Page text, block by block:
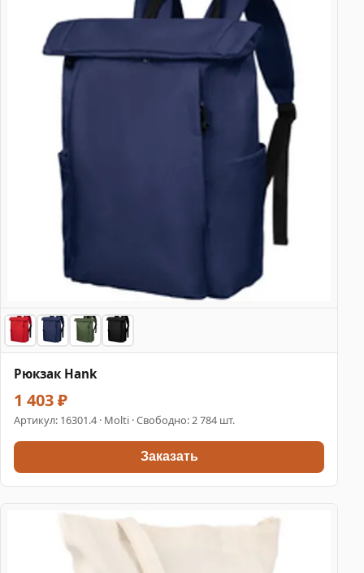
Рюкзак Hank
1 403 ₽
Артикул: 16301.4 · Molti · Свободно: 2 784 шт.
Заказать